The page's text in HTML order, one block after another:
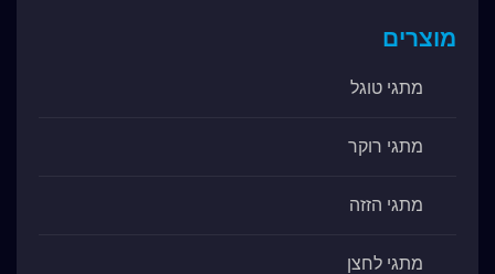
מוצרים
מתגי טוגל
מתגי רוקר
מתגי הזזה
מתגי לחצן